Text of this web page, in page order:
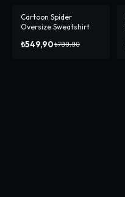
-%31
Cartoon Spider
Oversize Sweatshirt
₺549,90₺799,90